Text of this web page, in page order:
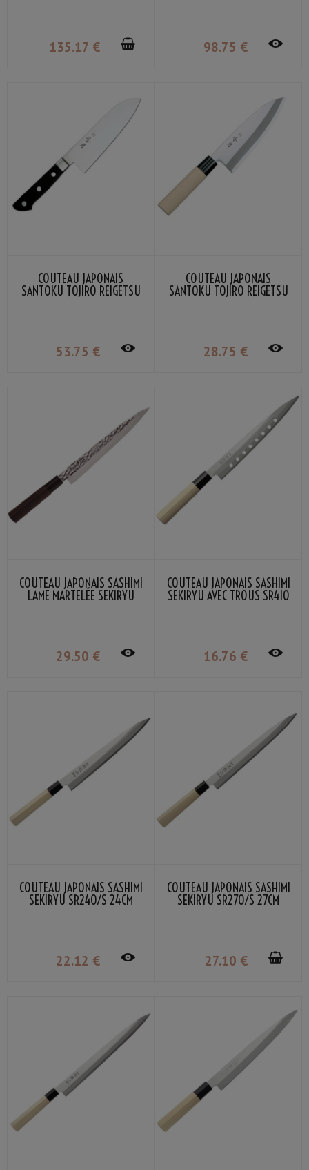
135.17 € 98.75 €
COUTEAU JAPONAIS
SANTOKU TOJIRO REIGETSU
53.75 €
COUTEAU JAPONAIS
SANTOKU TOJIRO REIGETSU
28.75 €
COUTEAU JAPONAIS SASHIMI
LAME MARTELÉE SEKIRYU
29.50 €
COUTEAU JAPONAIS SASHIMI
SEKIRYU AVEC TROUS SR410
16.76 €
COUTEAU JAPONAIS SASHIMI
SEKIRYU SR240/S 24CM
22.12 €
COUTEAU JAPONAIS SASHIMI
SEKIRYU SR270/S 27CM
27.10 €